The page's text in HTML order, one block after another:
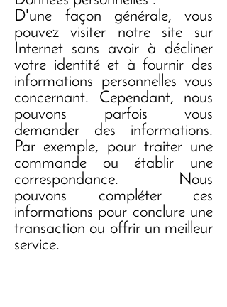
D'une façon générale, vous
pouvez visiter notre site sur
Internet sans avoir à décliner
votre identité et à fournir des
informations personnelles vous
concernant. Cependant, nous
pouvons parfois vous
demander des informations.
Par exemple, pour traiter une
commande ou établir une
correspondance. Nous
pouvons compléter ces
informations pour conclure une
transaction ou offrir un meilleur
service.